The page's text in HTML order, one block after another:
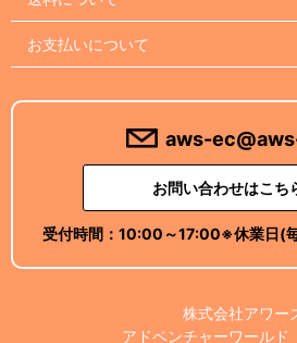
お支払いについて
aws-
お問い合わせはこち
受付時間： 10:00～17:00※休業日(
株式会社アワー
アドベンチャーワール